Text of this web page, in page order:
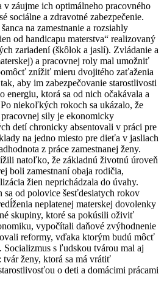
v záujme ich optimálneho pracovného
sociálne a zdravotné zabezpečenie.
na zamestnanie a rozsiahly
od handicapu materstva“ realizovaný
zariadení (škôlok a jaslí). Zvládanie a
a pracovnej roly mal umožniť
znížiť mieru dvojitého zaťaženia
aby im zabezpečovanie starostlivosti
energiu, ktorá sa od nich očakávala a
niekoľkých rokoch sa ukázalo, že
sily je ekonomicky
detí chronicky absentovali v práci pre
na jedno miesto pre dieťa v jasliach
z práce zamestnanej ženy.
natoľko, že základnú životnú úroveň
boli zamestnaní obaja rodičia,
žien neprichádzala do úvahy.
sa od polovice šesťdesiatych rokov
neplatenej materskej dovolenky
skupiny, ktoré sa pokúsili oživiť
vypočítali daňové zvýhodnenie
reformy, vďaka ktorým budú môcť
s ľudskou tvárou mal aj
ženy, ktorá sa má vrátiť
o deti a domácimi prácami